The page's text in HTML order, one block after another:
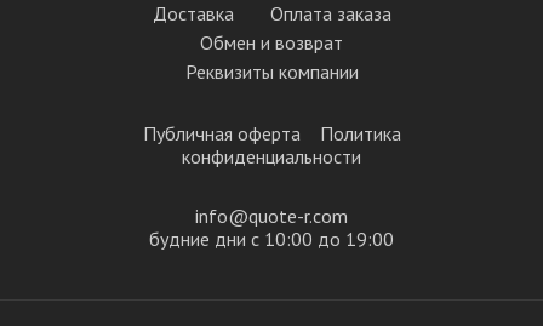
Доставка
Оплата заказа
Обмен и возврат
Реквизиты компании
Публичная оферта
Политика
конфиденциальности
info@quote-r.com
будние дни с 10:00 до 19:00